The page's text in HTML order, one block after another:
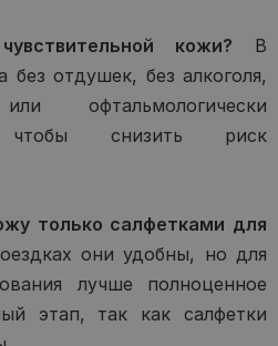
кожи? В
без отдушек, без алкоголя,
офтальмологически
чтобы снизить риск
только салфетками для
они удобны, но для
лучше полноценное
этап, так как салфетки